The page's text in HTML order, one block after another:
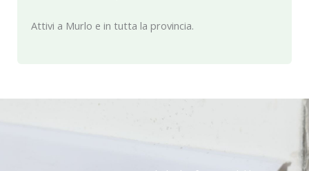
Attivi a Murlo e in tutta la provincia.